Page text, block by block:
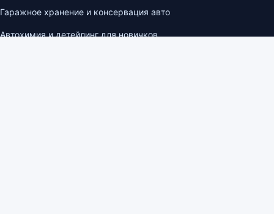
Гаражное хранение и консервация авто
Автохимия и детейлинг для новичков